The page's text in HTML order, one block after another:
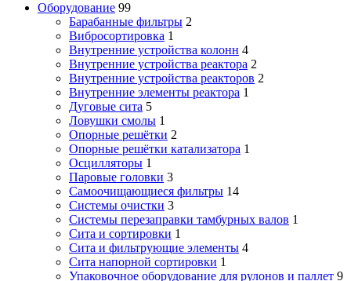
Оборудование 99
Барабанные фильтры 2
Вибросортировка 1
Внутренние устройства колонн 4
Внутренние устройства реактора 2
Внутренние устройства реакторов 2
Внутренние элементы реактора 1
Дуговые сита 5
Ловушки смолы 1
Опорные решётки 2
Опорные решётки катализатора 1
Осцилляторы 1
Паровые головки 3
Самоочищающиеся фильтры 14
Системы очистки 3
Системы перезаправки тамбурных валов 1
Сита и сортировки 1
Сита и фильтрующие элементы 4
Сита напорной сортировки 1
Упаковочное оборудование для рулонов и паллет 9